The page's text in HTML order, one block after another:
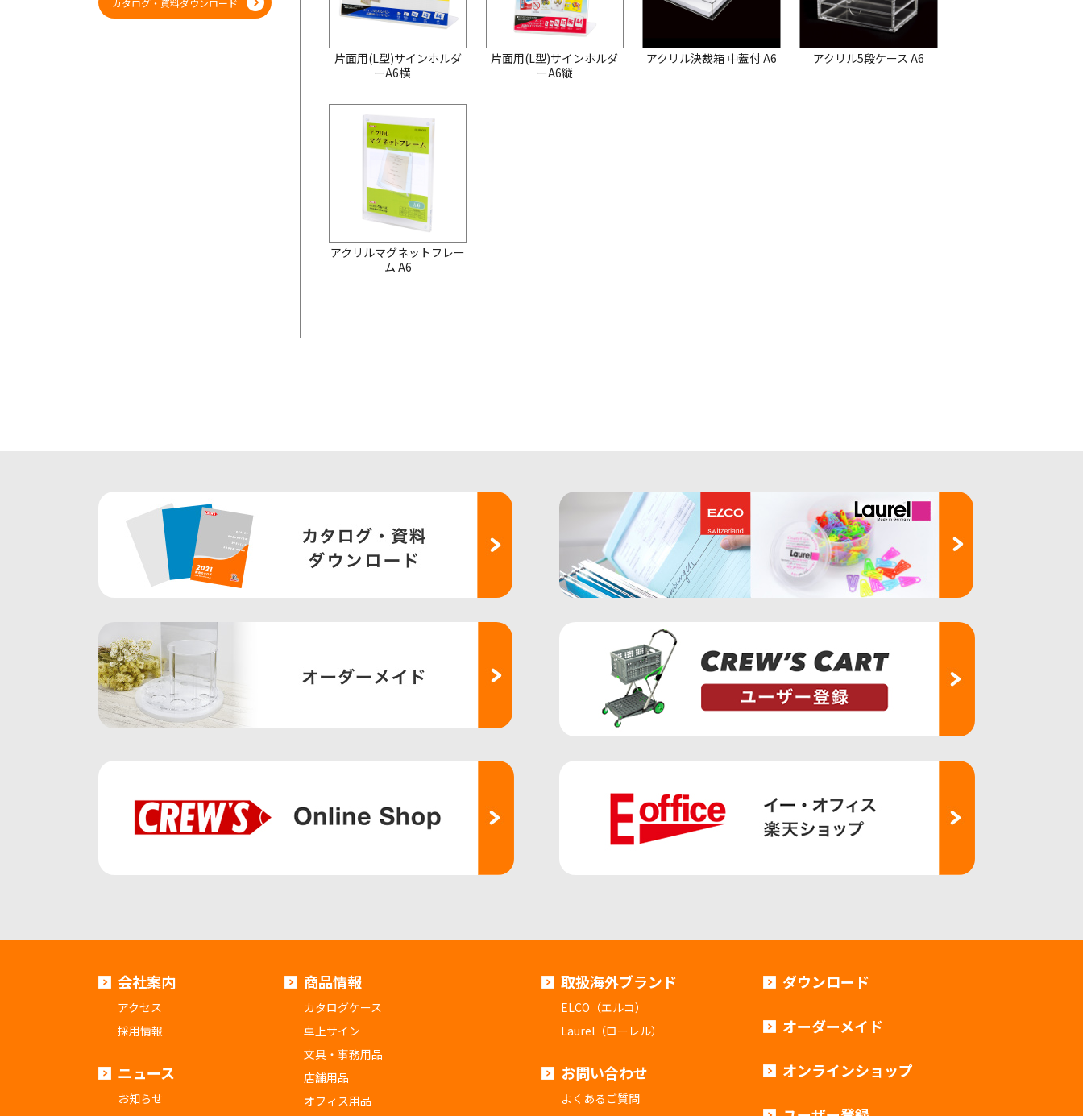
カタログ・資料ダウンロード
片面用(L型)サインホルダ
ーA6横
片面用(L型)サインホルダ
ーA6縦
アクリル決裁箱 中蓋付 A6 アクリル5段ケース A6
アクリルマグネットフレー
ム A6
会社案内
アクセス
採用情報
ニュース
お知らせ
商品情報
カタログケース
卓上サイン
文具・事務用品
店舗用品
オフィス用品
取扱海外ブランド
ELCO（エルコ）
Laurel（ローレル）
お問い合わせ
よくあるご質問
ダウンロード
オーダーメイド
オンラインショップ